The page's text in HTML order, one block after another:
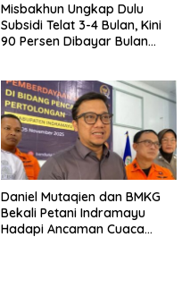
Misbakhun Ungkap Dulu
Subsidi Telat 3-4 Bulan, Kini
90 Persen Dibayar Bulan
Daniel Mutaqien dan BMKG
Bekali Petani Indramayu
Hadapi Ancaman Cuaca